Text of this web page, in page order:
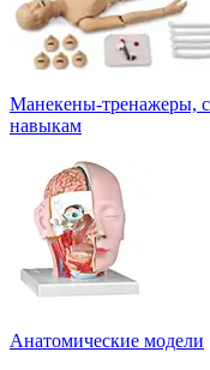
Манекены-тренажеры,
навыкам
Анатомические модели